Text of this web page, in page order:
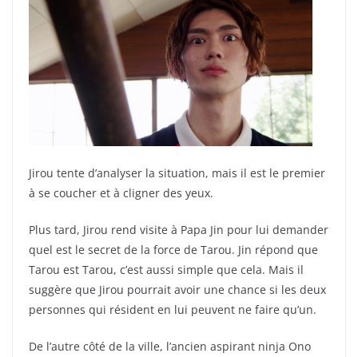
Jirou tente d’analyser la situation, mais il est le premier
à se coucher et à cligner des yeux.
Plus tard, Jirou rend visite à Papa Jin pour lui demander
quel est le secret de la force de Tarou. Jin répond que
Tarou est Tarou, c’est aussi simple que cela. Mais il
suggère que Jirou pourrait avoir une chance si les deux
personnes qui résident en lui peuvent ne faire qu’un.
De l’autre côté de la ville, l’ancien aspirant ninja Ono